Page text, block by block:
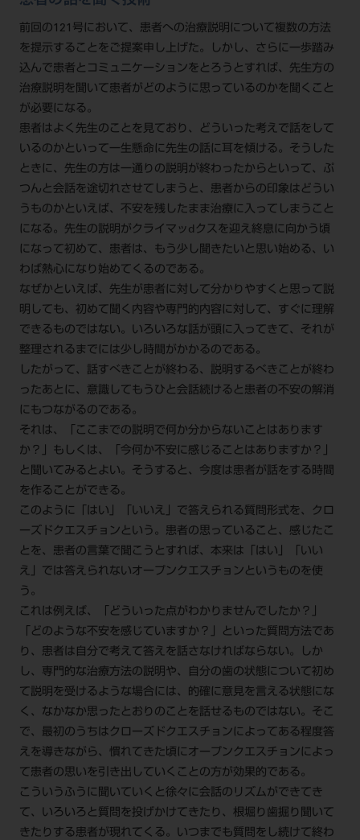
前回の121号において、患者への治療説明について複数の方法
を提示することをご提案申し上げた。しかし、さらに一歩踏み
込んで患者とコミュニケーションをとろうとすれば、先生方の
治療説明を聞いて患者がどのように思っているのかを聞くこと
が必要になる。
患者はよく先生のことを見ており、どういった考えで話をして
いるのかといって一生懸命に先生の話に耳を傾ける。そうした
ときに、先生の方は一通りの説明が終わったからといって、ぷ
つんと会話を途切れさせてしまうと、患者からの印象はどうい
うものかといえば、不安を残したまま治療に入ってしまうこと
になる。先生の説明がクライマッdクスを迎え終息に向かう頃
になって初めて、患者は、もう少し聞きたいと思い始める、い
わば熱心になり始めてくるのである。
なぜかといえば、先生が患者に対して分かりやすくと思って説
明しても、初めて聞く内容や専門的内容に対して、すぐに理解
できるものではない。いろいろな話が頭に入ってきて、それが
整理されるまでには少し時間がかかるのである。
したがって、話すべきことが終わる、説明するべきことが終わ
ったあとに、意識してもうひと会話続けると患者の不安の解消
にもつながるのである。
それは、「ここまでの説明で何か分からないことはあります
か？」もしくは、「今何か不安に感じることはありますか？」
と聞いてみるとよい。そうすると、今度は患者が話をする時間
を作ることができる。
このように「はい」「いいえ」で答えられる質問形式を、クロ
ーズドクエスチョンという。患者の思っていること、感じたこ
とを、患者の言葉で聞こうとすれば、本来は「はい」「いい
え」では答えられないオープンクエスチョンというものを使
う。
これは例えば、「どういった点がわかりませんでしたか？」
「どのような不安を感じていますか？」といった質問方法であ
り、患者は自分で考えて答えを話さなければならない。しか
し、専門的な治療方法の説明や、自分の歯の状態について初め
て説明を受けるような場合には、的確に意見を言える状態にな
く、なかなか思ったとおりのことを話せるものではない。そこ
で、最初のうちはクローズドクエスチョンによってある程度答
えを導きながら、慣れてきた頃にオープンクエスチョンによっ
て患者の思いを引き出していくことの方が効果的である。
こういうふうに聞いていくと徐々に会話のリズムができてき
て、いろいろと質問を投げかけてきたり、根堀り歯掘り聞いて
きたりする患者が現れてくる。いつまでも質問をし続けて終わ